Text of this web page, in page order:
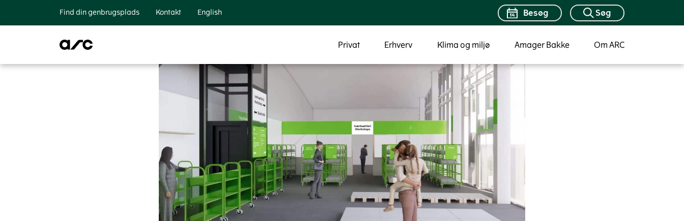
Find din genbrugsplads Kontakt English Besøg Søg
Privat Erhverv Klima og miljø Amager Bakke Om ARC